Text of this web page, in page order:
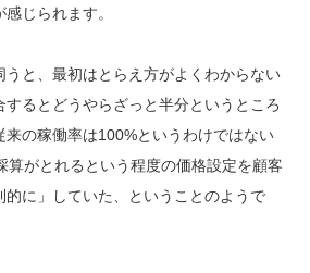
じられます。
と、最初はとらえ方がよくわからない
するとどうやらざっと半分というところ
来の稼働率は100%というわけではない
算がとれるという程度の価格設定を顧客
的に」していた、ということのようで